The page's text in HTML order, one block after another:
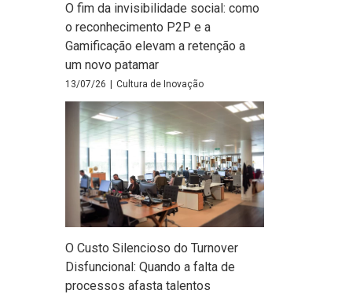
O fim da invisibilidade social: como
o reconhecimento P2P e a
Gamificação elevam a retenção a
um novo patamar
13/07/26 Cultura de Inovação
O Custo Silencioso do Turnover
Disfuncional: Quando a falta de
processos afasta talentos